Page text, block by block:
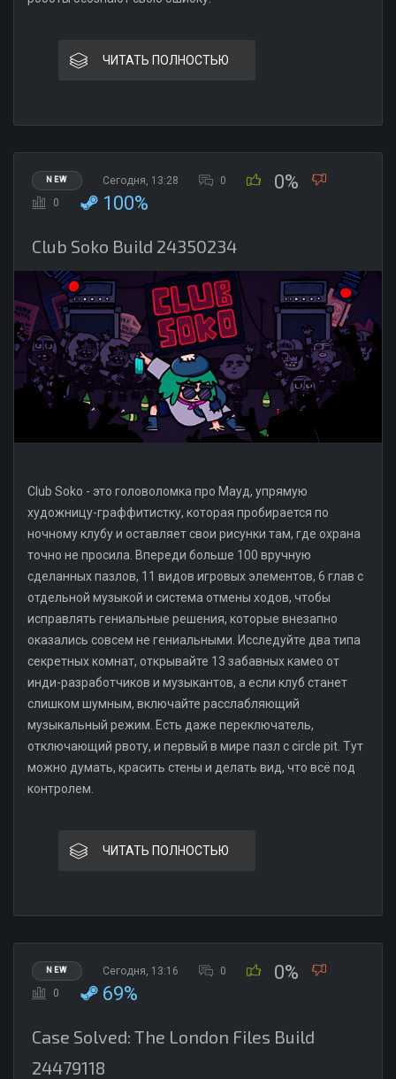
ЧИТАТЬ ПОЛНОСТЬЮ
NEW Сегодня, 13:28 0 0%
0 100%
Club Soko Build 24350234
Club Soko - это головоломка про Мауд, упрямую
художницу-граффитистку, которая пробирается по
ночному клубу и оставляет свои рисунки там, где охрана
точно не просила. Впереди больше 100 вручную
сделанных пазлов, 11 видов игровых элементов, 6 глав с
отдельной музыкой и система отмены ходов, чтобы
исправлять гениальные решения, которые внезапно
оказались совсем не гениальными. Исследуйте два типа
секретных комнат, открывайте 13 забавных камео от
инди-разработчиков и музыкантов, а если клуб станет
слишком шумным, включайте расслабляющий
музыкальный режим. Есть даже переключатель,
отключающий рвоту, и первый в мире пазл с circle pit. Тут
можно думать, красить стены и делать вид, что всё под
контролем.
ЧИТАТЬ ПОЛНОСТЬЮ
NEW Сегодня, 13:16 0 0%
0 69%
Case Solved: The London Files Build
24479118